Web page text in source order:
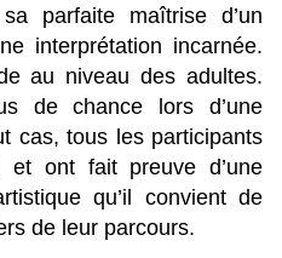
parfaite maîtrise d’un
interprétation incarnée.
au niveau des adultes.
de chance lors d’une
cas, tous les participants
ont fait preuve d’une
qu’il convient de
de leur parcours.